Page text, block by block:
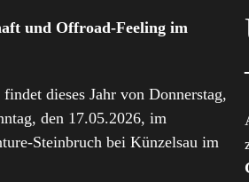
und Offroad-Feeling im
dieses Jahr von Donnerstag,
den 17.05.2026, im
Steinbruch bei Künzelsau im